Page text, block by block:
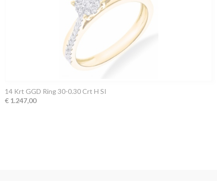
14 Krt GGD Ring 30-0.30 Crt H SI
€ 1.247,00